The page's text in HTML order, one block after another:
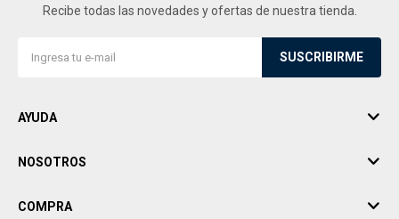
Recibe todas las novedades y ofertas de nuestra tienda.
SUSCRIBIRME
AYUDA
NOSOTROS
COMPRA